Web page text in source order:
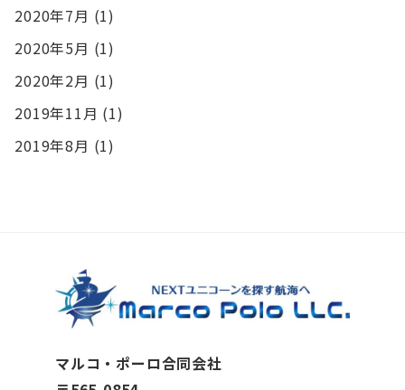
2020年7月 (1)
2020年5月 (1)
2020年2月 (1)
2019年11月 (1)
2019年8月 (1)
マルコ・ポーロ合同会社